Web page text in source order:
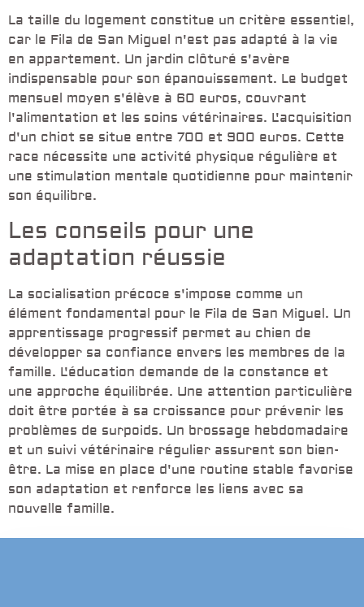
La taille du logement constitue un critère essentiel,
car le Fila de San Miguel n'est pas adapté à la vie
en appartement. Un jardin clôturé s'avère
indispensable pour son épanouissement. Le budget
mensuel moyen s'élève à 60 euros, couvrant
l'alimentation et les soins vétérinaires. L'acquisition
d'un chiot se situe entre 700 et 900 euros. Cette
race nécessite une activité physique régulière et
une stimulation mentale quotidienne pour maintenir
son équilibre.
Les conseils pour une
adaptation réussie
La socialisation précoce s'impose comme un
élément fondamental pour le Fila de San Miguel. Un
apprentissage progressif permet au chien de
développer sa confiance envers les membres de la
famille. L'éducation demande de la constance et
une approche équilibrée. Une attention particulière
doit être portée à sa croissance pour prévenir les
problèmes de surpoids. Un brossage hebdomadaire
et un suivi vétérinaire régulier assurent son bien-
être. La mise en place d'une routine stable favorise
son adaptation et renforce les liens avec sa
nouvelle famille.